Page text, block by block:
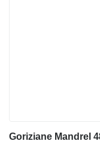
Goriziane Mandrel